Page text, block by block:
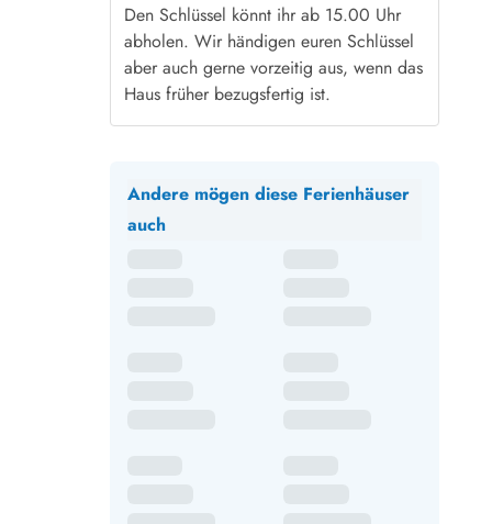
Den Schlüssel könnt ihr ab 15.00 Uhr
abholen. Wir händigen euren Schlüssel
aber auch gerne vorzeitig aus, wenn das
Haus früher bezugsfertig ist.
Andere mögen diese Ferienhäuser
auch